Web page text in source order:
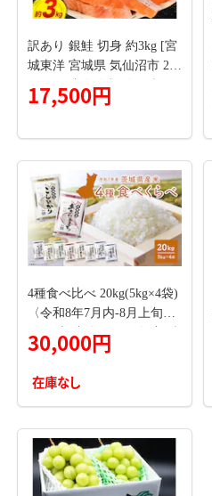
訳あり 銀鮭 切身 約3kg [宮
城東洋 宮城県 気仙沼市 205
64992] 鮭 魚介類 海鮮 訳ア
リ 規格外 不揃い さけ サケ
ーモン 銀鮭切り身 魚 わけ
あり
17,500円
4種食べ比べ 20kg(5kg×4袋)
〈令和8年7月内-8月上旬発
送〉 米 小分け 2025年産 精
米 茨城県産 【令和7年産/白
30,000円
在庫なし